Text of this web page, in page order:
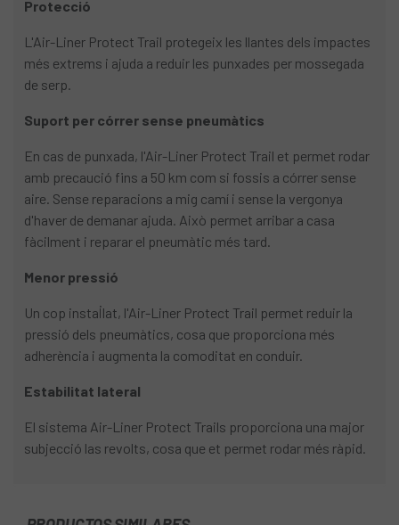
Protecció
L'Air-Liner Protect Trail protegeix les llantes dels impactes
més extrems i ajuda a reduir les punxades per mossegada
de serp.
Suport per córrer sense pneumàtics
En cas de punxada, l'Air-Liner Protect Trail et permet rodar
amb precaució fins a 50 km com si fossis a córrer sense
aire. Sense reparacions a mig camí i sense la vergonya
d'haver de demanar ajuda. Això permet arribar a casa
fàcilment i reparar el pneumàtic més tard.
Menor pressió
Un cop instal·lat, l'Air-Liner Protect Trail permet reduir la
pressió dels pneumàtics, cosa que proporciona més
adherència i augmenta la comoditat en conduir.
Estabilitat lateral
El sistema Air-Liner Protect Trails proporciona una major
subjecció las revolts, cosa que et permet rodar més ràpid.